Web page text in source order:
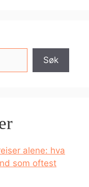
Søk
alene: hva
som oftest